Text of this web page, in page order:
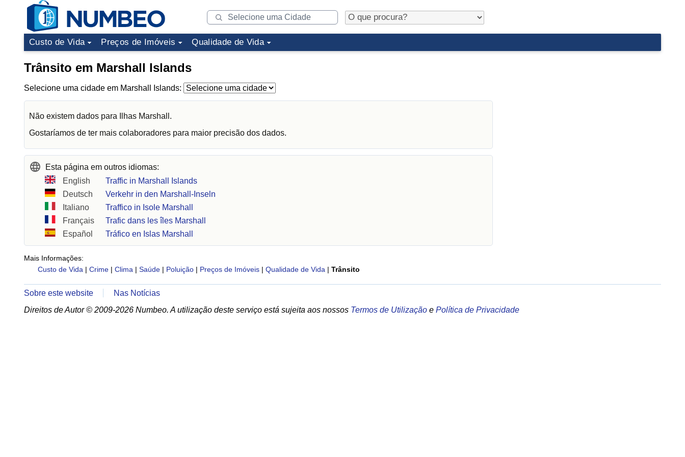
Custo de Vida Preços de Imóveis Qualidade de Vida
Trânsito em Marshall Islands
Selecione uma cidade em Marshall Islands:
Não existem dados para Ilhas Marshall.
Gostaríamos de ter mais colaboradores para maior precisão dos dados.
Esta página em outros idiomas:
English
Traffic in Marshall Islands
Deutsch
Verkehr in den Marshall-Inseln
Italiano
Traffico in Isole Marshall
Français
Trafic dans les îles Marshall
Español
Tráfico en Islas Marshall
Mais Informações:
Custo de Vida | Crime | Clima | Saúde | Poluição | Preços de Imóveis | Qualidade de Vida | Trânsito
Sobre este website
Nas Notícias
Direitos de Autor © 2009-2026 Numbeo. A utilização deste serviço está sujeita aos nossos Termos de Utilização e Política de Privacidade